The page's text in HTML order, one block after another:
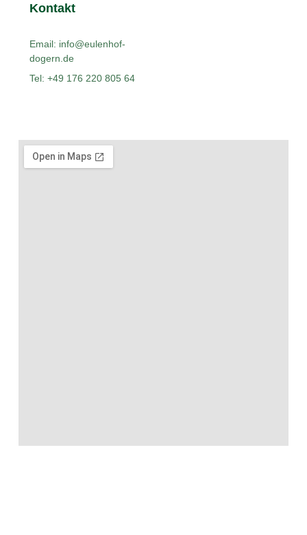
Kontakt
Email: info@eulenhof-
dogern.de
Tel: +49 176 220 805 64